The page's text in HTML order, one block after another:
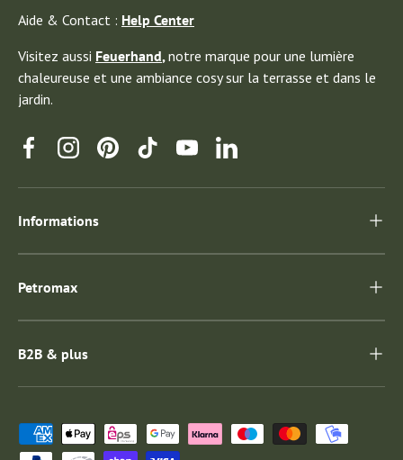
Aide & Contact : Help Center
Visitez aussi Feuerhand, notre marque pour une lumière
chaleureuse et une ambiance cosy sur la terrasse et dans le
jardin.
FacebookInstagramPinterestTikTokYouTubeLinkedin
Informations
Petromax
B2B & plus
Moyens de paiement acceptés